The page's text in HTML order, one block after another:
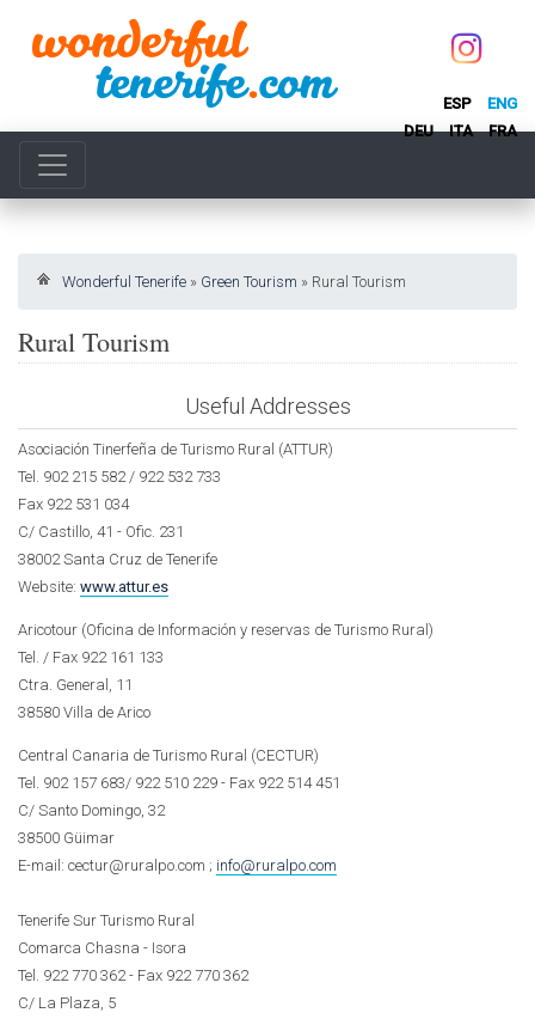
ESP
ENG
DEU
ITA FRA
Wonderful Tenerife » Green Tourism » Rural Tourism
Rural Tourism
Useful Addresses
Asociación Tinerfeña de Turismo Rural (ATTUR)
Tel. 902 215 582 / 922 532 733
Fax 922 531 034
C/ Castillo, 41 - Ofic. 231
38002 Santa Cruz de Tenerife
Website: www.attur.es
Aricotour (Oficina de Información y reservas de Turismo Rural)
Tel. / Fax 922 161 133
Ctra. General, 11
38580 Villa de Arico
Central Canaria de Turismo Rural (CECTUR)
Tel. 902 157 683/ 922 510 229 - Fax 922 514 451
C/ Santo Domingo, 32
38500 Güimar
E-mail: cectur@ruralpo.com ; info@ruralpo.com
Tenerife Sur Turismo Rural
Comarca Chasna - Isora
Tel. 922 770 362 - Fax 922 770 362
C/ La Plaza, 5